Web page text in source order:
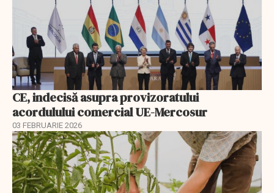
CE, indecisă asupra provizoratului
acordulului comercial UE-Mercosur
03 FEBRUARIE 2026